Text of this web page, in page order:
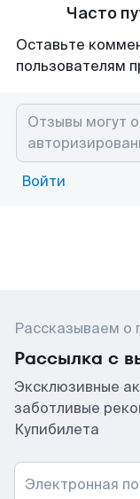
Часто
Оставьте
пользователям
Войти
Рассказываем о
Рассылка с
Эксклюзивные
заботливые
Купибилета
Электронная